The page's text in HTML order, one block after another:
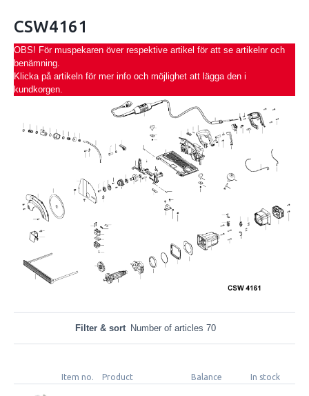
CSW4161
OBS! För muspekaren över respektive artikel för att se artikelnr och
benämning.
Klicka på artikeln för mer info och möjlighet att lägga den i
kundkorgen.
Filter & sort Number of articles 70
Item no. Product Balance In stock